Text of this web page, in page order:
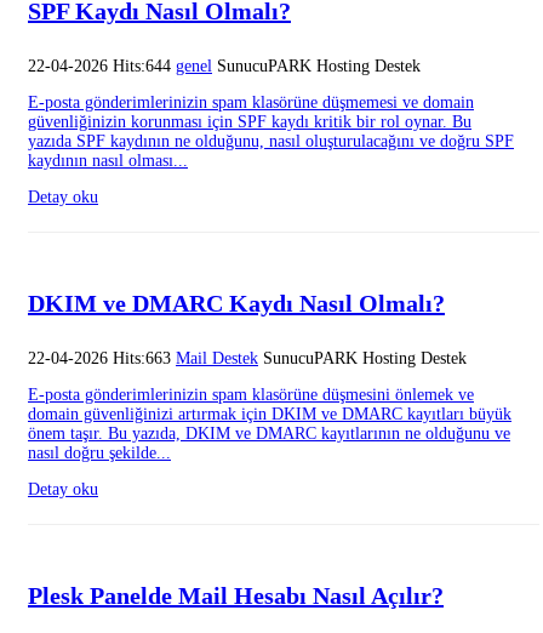
SPF Kaydı Nasıl Olmalı?
22-04-2026 Hits:644 genel SunucuPARK Hosting Destek
E-posta gönderimlerinizin spam klasörüne düşmemesi ve domain
güvenliğinizin korunması için SPF kaydı kritik bir rol oynar. Bu
yazıda SPF kaydının ne olduğunu, nasıl oluşturulacağını ve doğru SPF
kaydının nasıl olması...
Detay oku
DKIM ve DMARC Kaydı Nasıl Olmalı?
22-04-2026 Hits:663 Mail Destek SunucuPARK Hosting Destek
E-posta gönderimlerinizin spam klasörüne düşmesini önlemek ve
domain güvenliğinizi artırmak için DKIM ve DMARC kayıtları büyük
önem taşır. Bu yazıda, DKIM ve DMARC kayıtlarının ne olduğunu ve
nasıl doğru şekilde...
Detay oku
Plesk Panelde Mail Hesabı Nasıl Açılır?